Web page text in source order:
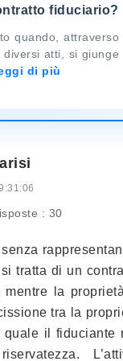
fiduciario?
quando, attraverso
diversi atti, si giunge
di più
: 30
senza
tratta di un
mentre la
tra la
il fiduciante